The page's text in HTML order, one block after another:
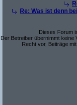
Re: Was ist denn
Dieses Forum
Der Betreiber übernimmt keine
Recht vor, Beiträge